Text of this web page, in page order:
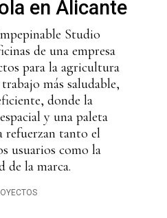
en Alicante
Studio
de una empresa
para la agricultura
más saludable,
donde la
y una paleta
refuerzan tanto el
usuarios como la
de la marca.